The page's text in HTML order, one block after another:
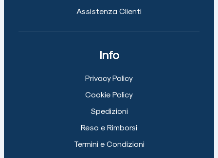
Assistenza Clienti
Info
Privacy Policy
Cookie Policy
Spedizioni
Reso e Rimborsi
Termini e Condizioni